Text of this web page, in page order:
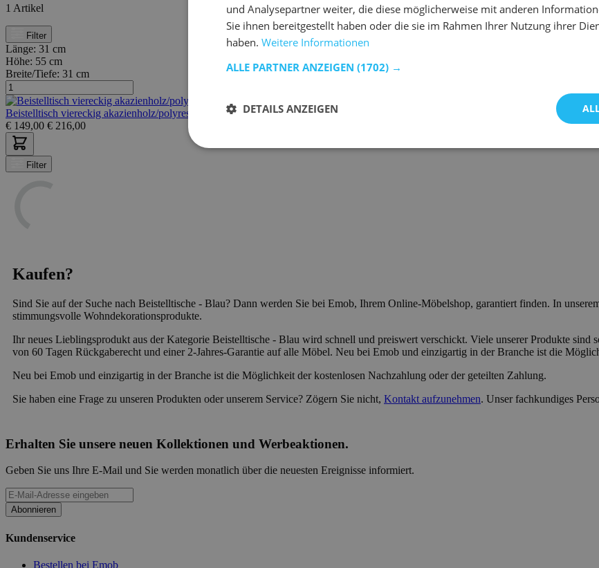
1 Artikel
Filter
Länge: 31 cm
Höhe: 55 cm
Breite/Tiefe: 31 cm
Beistelltisch viereckig akazienholz/polyresin naturell/blau
€ 149,00 € 216,00
Filter
Kaufen?
Sind Sie auf der Suche nach Beistelltische - Blau? Dann werden Sie bei Emob, Ihrem Online-Möbelshop, garantiert finden. In
stimmungsvolle Wohndekorationsprodukte.
Ihr neues Lieblingsprodukt aus der Kategorie Beistelltische - Blau wird schnell und preiswert verschickt. Viele unserer Produkte
von 60 Tagen Rückgaberecht und einer 2-Jahres-Garantie auf alle Möbel. Neu bei Emob und einzigartig in der Branche ist die
Neu bei Emob und einzigartig in der Branche ist die Möglichkeit der kostenlosen Nachzahlung oder der geteilten Zahlung.
Sie haben eine Frage zu unseren Produkten oder unserem Service? Zögern Sie nicht, Kontakt aufzunehmen. Unser fachkundiges
Erhalten Sie unsere neuen Kollektionen und Werbeaktionen.
Geben Sie uns Ihre E-Mail und Sie werden monatlich über die neuesten Ereignisse informiert.
Abonnieren
Kundenservice
Bestellen bei Emob
und Analysepartner weiter, die diese möglicherweise mit anderen
Sie ihnen bereitgestellt haben oder die sie im Rahmen Ihrer Nutzung ihrer
haben. Weitere Informationen
ALLE PARTNER ANZEIGEN (1702) →
DETAILS ANZEIGEN